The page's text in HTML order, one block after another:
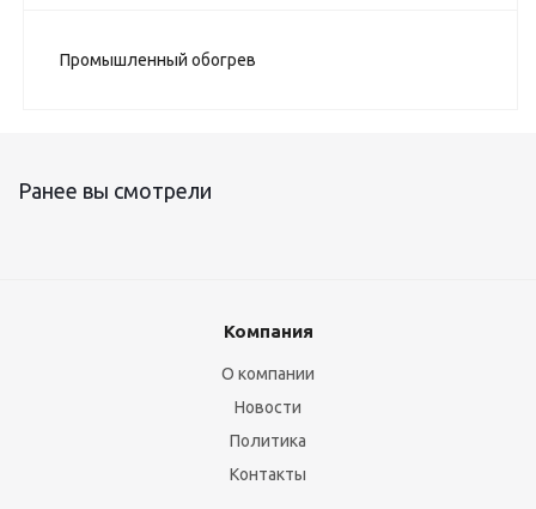
Промышленный обогрев
Ранее вы смотрели
Компания
О компании
Новости
Политика
Контакты